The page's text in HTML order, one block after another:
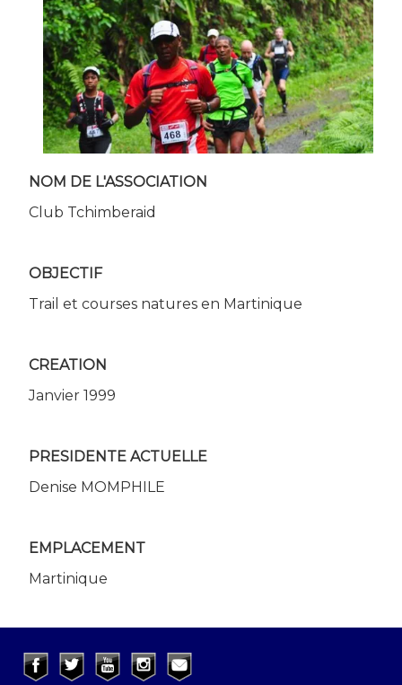
NOM DE L'ASSOCIATION
Club Tchimberaid
OBJECTIF
Trail et courses natures en Martinique
CREATION
Janvier 1999
PRESIDENTE ACTUELLE
Denise MOMPHILE
EMPLACEMENT
Martinique